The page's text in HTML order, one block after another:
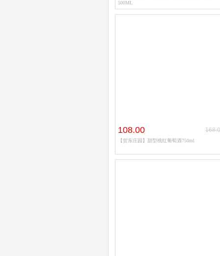
500ML
108.00
【贺东庄园】甜型桃红葡萄酒750ml